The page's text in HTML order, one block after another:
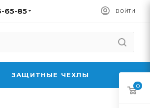
65-85 ВОЙТИ
ЗАЩИТНЫЕ ЧЕХЛЫ
0